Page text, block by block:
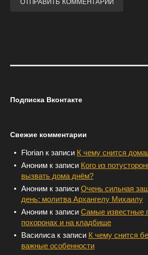
Подписка Вконтакте
Свежие комментарии
Florian к записи К чему снится
Аноним к записи Кого из
вызвать дома днём?
Аноним к записи Очень сильная
день: молитва Архангелу Михаилу
Аноним к записи Самые известные
похоронах и на кладбище
Василиса к записи К чему снится
важные особенности